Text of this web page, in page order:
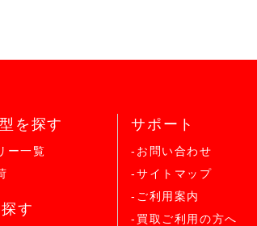
を探す
ー一覧
す
サポート
-お問い合わせ
-サイトマップ
-ご利用案内
-買取ご利用の方へ